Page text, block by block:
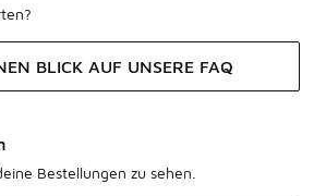
BLICK AUF UNSERE FAQ
Bestellungen zu sehen.